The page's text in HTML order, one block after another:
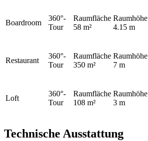
Boardroom
360°-
Tour
Raumfläche
58 m²
Raumhöhe
4.15 m
Restaurant
360°-
Tour
Raumfläche
350 m²
Raumhöhe
7 m
Loft
360°-
Tour
Raumfläche
108 m²
Raumhöhe
3 m
Technische Ausstattung